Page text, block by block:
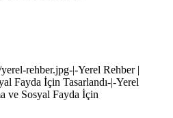
rehber.jpg-|-Yerel Rehber |
Fayda İçin Tasarlandı-|-Yerel
ve Sosyal Fayda İçin